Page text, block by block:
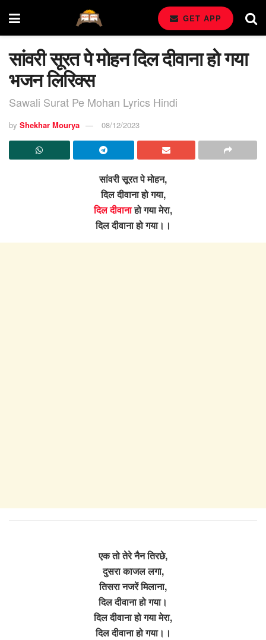
GET APP
​सांवरी सूरत पे मोहन दिल दीवाना हो गया
भजन लिरिक्स
Sawali Surat Pe Mohan Lyrics Hindi
by Shekhar Mourya 08/12/2023
​सांवरी सूरत पे मोहन,
दिल दीवाना हो गया,
दिल दीवानाहो गया मेरा,
दिल दीवाना हो गया।।
एक तो तेरे नैन तिरछे,
दुसरा काजल लगा,
तिसरा नजरें मिलाना,
दिल दीवाना हो गया।
दिल दीवाना हो गया मेरा,
दिल दीवाना हो गया।।